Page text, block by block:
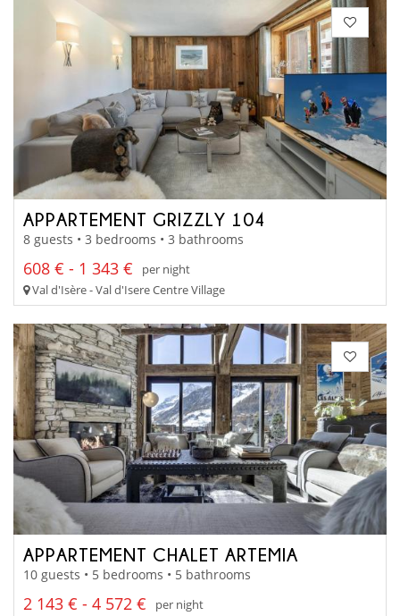
APPARTEMENT GRIZZLY 104
8 guests • 3 bedrooms • 3 bathrooms
608 € - 1 343 €
per night
Val d'Isère - Val d'Isere Centre Village
APPARTEMENT CHALET ARTEMIA
10 guests • 5 bedrooms • 5 bathrooms
2 143 € - 4 572 €
per night